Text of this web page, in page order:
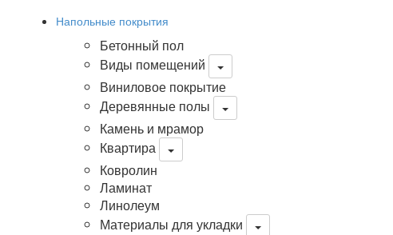
Напольные покрытия
Бетонный пол
Виды помещений
Виниловое покрытие
Деревянные полы
Камень и мрамор
Квартира
Ковролин
Ламинат
Линолеум
Материалы для укладки